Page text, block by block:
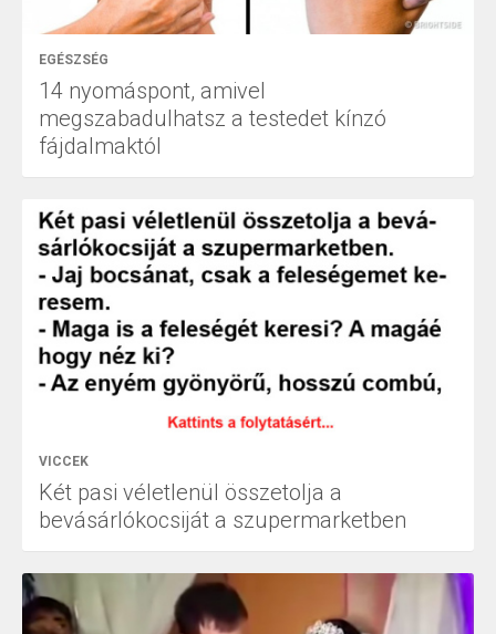
EGÉSZSÉG
14 nyomáspont, amivel
megszabadulhatsz a testedet kínzó
fájdalmaktól
VICCEK
Két pasi véletlenül összetolja a
bevásárlókocsiját a szupermarketben